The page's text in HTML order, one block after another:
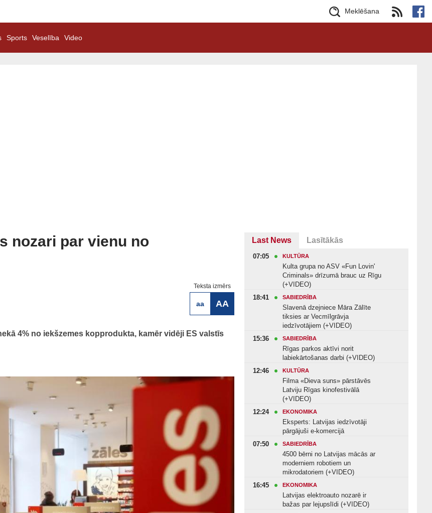
Meklēšana
Sports Veselība Video
nozari par vienu no
Teksta izmērs
aa AA
4% no iekšzemes kopprodukta, kamēr vidēji ES valstīs
Last News Lasītākās
07:05 KULTŪRA
Kulta grupa no ASV «Fun Lovin'
Criminals» drīzumā brauc uz Rīgu
(+VIDEO)
18:41
SABIEDRĪBA
Slavenā dzejniece Māra Zālīte
tiksies ar Vecmīlgrāvja
iedzīvotājiem (+VIDEO)
15:36
SABIEDRĪBA
Rīgas parkos aktīvi norit
labiekārtošanas darbi (+VIDEO)
12:46
KULTŪRA
Filma «Dieva suns» pārstāvēs
Latviju Rīgas kinofestivālā
(+VIDEO)
12:24
EKONOMIKA
Eksperts: Latvijas iedzīvotāji
pārgājuši e-komercijā
07:50
SABIEDRĪBA
4500 bērni no Latvijas mācās ar
moderniem robotiem un
mikrodatoriem (+VIDEO)
16:45
EKONOMIKA
Latvijas elektroauto nozarē ir
bažas par lejupslīdi (+VIDEO)